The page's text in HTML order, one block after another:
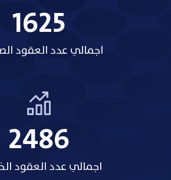
2158
اجمالي عدد العقود
3485
اجمالي عدد العقود